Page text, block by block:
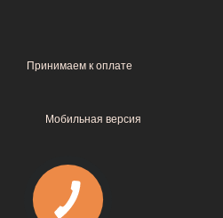
Принимаем к оплате
Мобильная версия